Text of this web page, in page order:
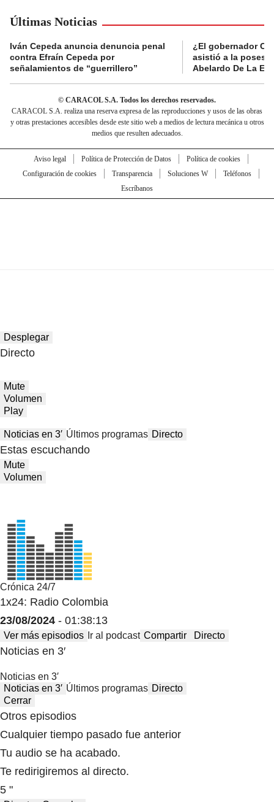
Últimas Noticias
Iván Cepeda anuncia denuncia penal
contra Efraín Cepeda por
señalamientos de “guerrillero”
¿El gobernador
asistió a la
Abelardo De La
© CARACOL S.A. Todos los derechos reservados.
CARACOL S.A. realiza una reserva expresa de las reproducciones y usos de las obras
y otras prestaciones accesibles desde este sitio web a medios de lectura mecánica u otros
medios que resulten adecuados.
Aviso legal Política de Protección de Datos
Política de cookies
Configuración de cookies
Transparencia Soluciones W
Teléfonos
Escríbanos
Desplegar
Directo
Mute
Volumen
Play
Noticias en 3′ Últimos programas Directo
Estas escuchando
Mute
Volumen
Crónica 24/7
1x24: Radio Colombia
23/08/2024 - 01:38:13
Ver más episodios Ir al podcast Compartir Directo
Noticias en 3′
Noticias en 3′
Noticias en 3′ Últimos programas Directo
Cerrar
Otros episodios
Cualquier tiempo pasado fue anterior
Tu audio se ha acabado.
Te redirigiremos al directo.
5 "